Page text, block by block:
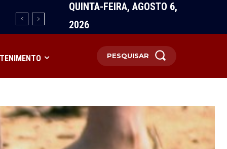
QUINTA-FEIRA, AGOSTO 6,
2026
PESQUISAR